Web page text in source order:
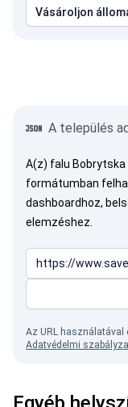
Vásároljon
A település
A(z) falu Bobrytska
formátumban
dashboardhoz,
elemzéshez.
Az URL használatával
Adatvédelmi